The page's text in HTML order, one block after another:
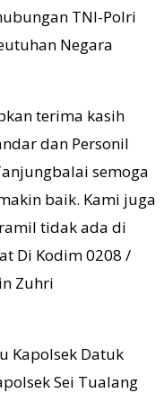
TNI-Polri
Negara
terima kasih
dan Personil
semoga
baik. Kami juga
tidak ada di
Di Kodim 0208 /
Zuhri
Kapolsek Datuk
Sei Tualang